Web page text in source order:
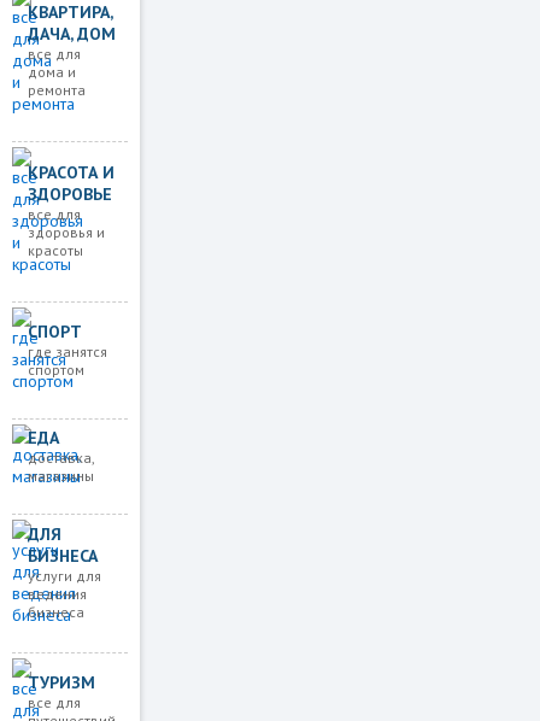
КВАРТИРА,
ДАЧА, ДОМ
все для
дома и
ремонта
КРАСОТА И
ЗДОРОВЬЕ
все для
здоровья и
красоты
СПОРТ
где занятся
спортом
ЕДА
доставка,
магазины
ДЛЯ
БИЗНЕСА
услуги для
ведения
бизнеса
ТУРИЗМ
все для